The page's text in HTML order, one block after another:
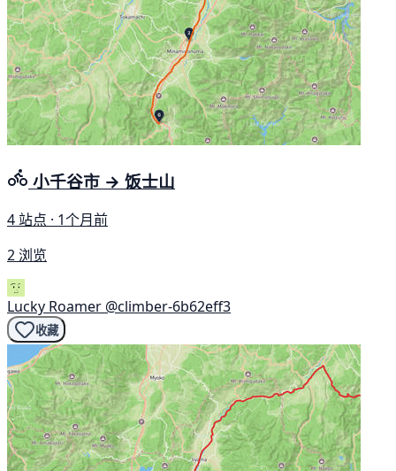
小千谷市 → 饭士山
4 站点 · 1个月前
2 浏览
Lucky Roamer @climber-6b62eff3
收藏